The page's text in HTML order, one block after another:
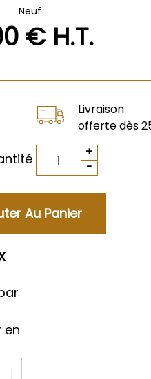
Neuf
€ H.T.
Livraison
offerte dès
en